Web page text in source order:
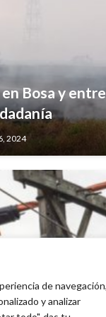
de navegación,
y analizar
Bosa y
2024
8 de octubre